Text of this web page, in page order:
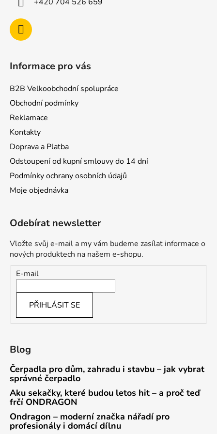
Informace pro vás
B2B Velkoobchodní spolupráce
Obchodní podmínky
Reklamace
Kontakty
Doprava a Platba
Odstoupení od kupní smlouvy do 14 dní
Podmínky ochrany osobních údajů
Moje objednávka
Odebírat newsletter
Vložte svůj e-mail a my vám budeme zasílat informace o
nových produktech na našem e-shopu.
E-mail
PŘIHLÁSIT SE
Blog
Čerpadla pro dům, zahradu i stavbu – jak vybrat
správné čerpadlo
Aku sekačky, které budou letos hit – a proč teď
frčí ONDRAGON
Ondragon – moderní značka nářadí pro
profesionály i domácí dílnu